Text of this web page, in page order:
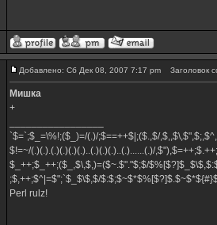
Добавлено: Сб Дек 08, 2007 7:17 pm Заголовок
Мишка
+
`$=`;$_=\%!;($_)=/(.)/;$==++$|;($.,$/
$!=~/(.)(.).(.)(.)(.)(.)..(.)(.)(.)..(.)......(.)/
$_++;$_++;($_,$\,$,)=($~.$"."$;$/
;$,++;$^|=$";`$_$\$,$/
Perl rulz!